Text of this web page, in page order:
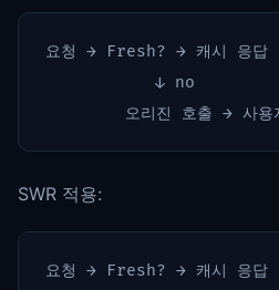
요청 → Fresh? → 캐시 응답
           ↓ no
SWR 적용:
요청 → Fresh? → 캐시 응답